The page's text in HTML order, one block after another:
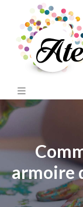
armoire